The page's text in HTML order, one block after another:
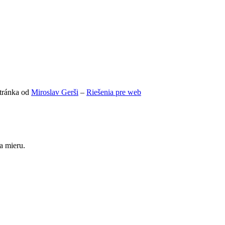
od Miroslav Gerši – Riešenia pre web
mieru.